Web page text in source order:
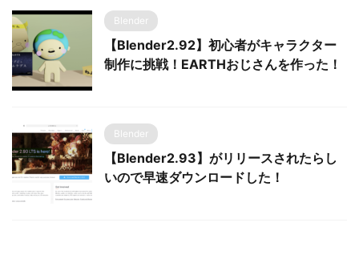
Blender
【Blender2.92】初心者がキャラクター
制作に挑戦！EARTHおじさんを作った！
Blender
【Blender2.93】がリリースされたらし
いので早速ダウンロードした！